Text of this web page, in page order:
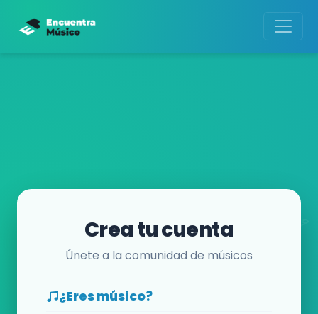
Crea tu cuenta
Únete a la comunidad de músicos
¿Eres músico?